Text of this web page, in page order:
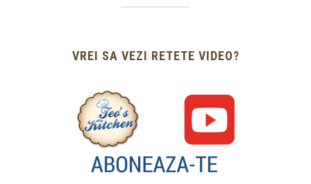
VREI SA VEZI RETETE VIDEO?